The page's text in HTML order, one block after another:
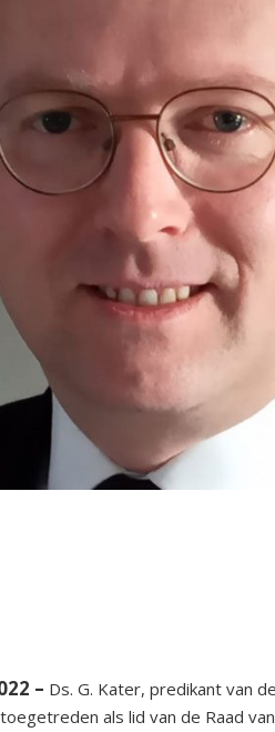
– Ds. G. Kater, predikant van
als lid van de Raad